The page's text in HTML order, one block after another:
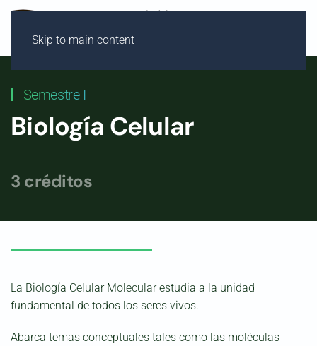
Skip to main content
Semestre I
Biología Celular
3 créditos
La Biología Celular Molecular estudia a la unidad
fundamental de todos los seres vivos.
Abarca temas conceptuales tales como las moléculas